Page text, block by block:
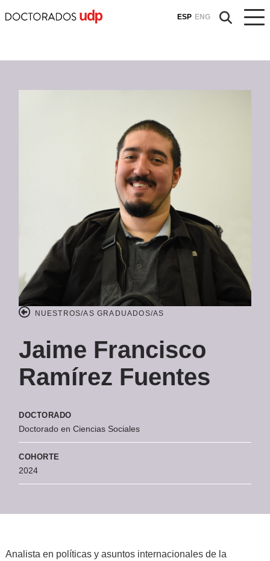
ESP ENG
NUESTROS/AS GRADUADOS/AS
Jaime Francisco
Ramírez Fuentes
DOCTORADO
Doctorado en Ciencias Sociales
COHORTE
2024
Analista en políticas y asuntos internacionales de la